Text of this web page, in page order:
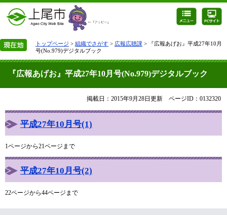
トップページ > 組織でさがす > 広報広聴課 > 『広報あげお』平成27年10月
号(No.979)デジタルブック
『広報あげお』平成27年10月号(No.979)デジタルブック
掲載日：2015年9月28日更新 ページID：0132320
平成27年10月号(1)
1ページから21ページまで
平成27年10月号(2)
22ページから44ページまで